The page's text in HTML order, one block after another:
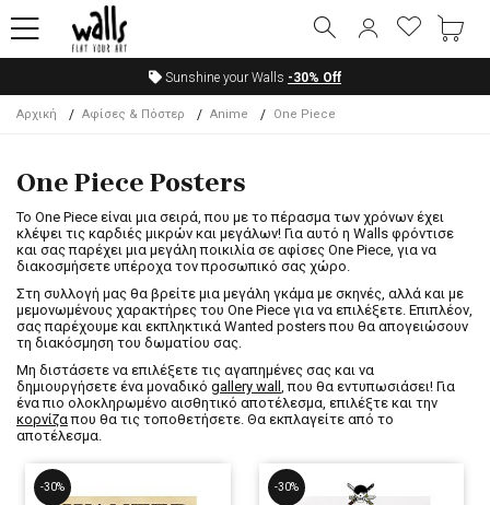
Sunshine your Walls -30% Off
Αρχική Αφίσες & Πόστερ Anime One Piece
One Piece Posters
Το One Piece είναι μια σειρά, που με το πέρασμα των χρόνων έχει
κλέψει τις καρδιές μικρών και μεγάλων! Για αυτό η Walls φρόντισε
και σας παρέχει μια μεγάλη ποικιλία σε αφίσες One Piece, για να
διακοσμήσετε υπέροχα τον προσωπικό σας χώρο.
Στη συλλογή μας θα βρείτε μια μεγάλη γκάμα με σκηνές, αλλά και με
μεμονωμένους χαρακτήρες του One Piece για να επιλέξετε. Επιπλέον,
σας παρέχουμε και εκπληκτικά Wanted posters που θα απογειώσουν
τη διακόσμηση του δωματίου σας.
Μη διστάσετε να επιλέξετε τις αγαπημένες σας και να
δημιουργήσετε ένα μοναδικό gallery wall , που θα εντυπωσιάσει! Για
ένα πιο ολοκληρωμένο αισθητικό αποτέλεσμα, επιλέξτε και την
κορνίζαπου θα τις τοποθετήσετε. Θα εκπλαγείτε από το
αποτέλεσμα.
-30% -30%